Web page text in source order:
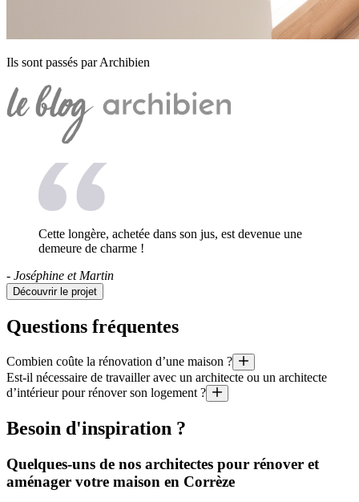
Ils sont passés par Archibien
Cette longère, achetée dans son jus, est devenue une
demeure de charme !
- Joséphine et Martin
Découvrir le projet
Questions fréquentes
Combien coûte la rénovation d’une maison ?
Quel est le prix au mètre carré d’une rénovation ? Quel budget pour
Est-il nécessaire de travailler avec un architecte ou un architecte
d’intérieur pour rénover son logement ?
Il existe certains cas (notamment dans le cas de création de surface
Besoin d'inspiration ?
Quelques-uns de nos architectes pour rénover et
aménager votre maison en Corrèze